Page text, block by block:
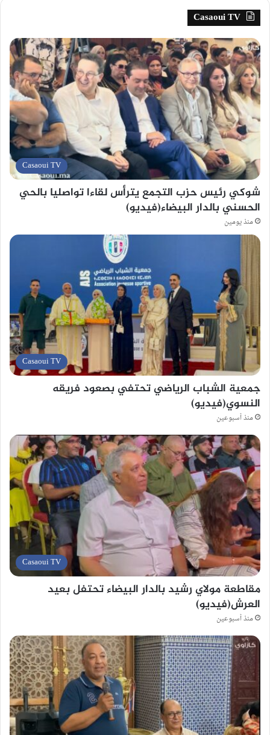
Casaoui TV
Casaoui TV
شوكي رئيس حزب التجمع يترأس لقاءا تواصليا بالحي
الحسني بالدار البيضاء(فيديو)
منذ يومين
Casaoui TV
جمعية الشباب الرياضي تحتفي بصعود فريقه
النسوي(فيديو)
منذ أسبوعين
Casaoui TV
مقاطعة مولاي رشيد بالدار البيضاء تحتفل بعيد
العرش(فيديو)
منذ أسبوعين